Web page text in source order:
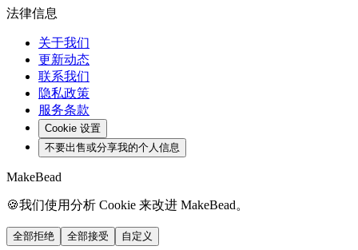
法律信息
关于我们
更新动态
联系我们
隐私政策
服务条款
Cookie 设置
不要出售或分享我的个人信息
MakeBead
🍪我们使用分析 Cookie 来改进 MakeBead。
全部拒绝 全部接受 自定义